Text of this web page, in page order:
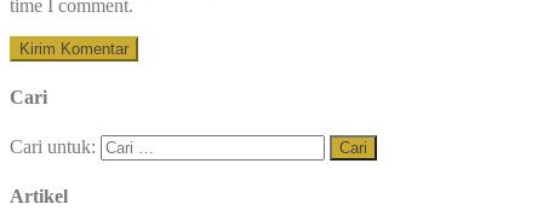
time I comment.
Cari
Cari untuk:
Artikel